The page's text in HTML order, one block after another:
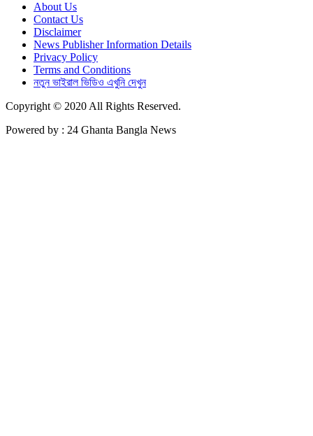
About Us
Contact Us
Disclaimer
News Publisher Information Details
Privacy Policy
Terms and Conditions
নতুন ভাইরাল ভিডিও এখুনি দেখুন
Copyright © 2020 All Rights Reserved.
Powered by : 24 Ghanta Bangla News